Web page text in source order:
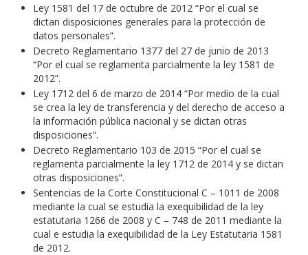
Ley 1581 del 17 de octubre de 2012 “Por el cual se
dictan disposiciones generales para la protección de
datos personales”.
Decreto Reglamentario 1377 del 27 de junio de 2013
“Por el cual se reglamenta parcialmente la ley 1581 de
2012”.
Ley 1712 del 6 de marzo de 2014 “Por medio de la cual
se crea la ley de transferencia y del derecho de acceso a
la información pública nacional y se dictan otras
disposiciones”.
Decreto Reglamentario 103 de 2015 “Por el cual se
reglamenta parcialmente la ley 1712 de 2014 y se dictan
otras disposiciones”.
Sentencias de la Corte Constitucional C – 1011 de 2008
mediante la cual se estudia la exequibilidad de la ley
estatutaria 1266 de 2008 y C – 748 de 2011 mediante la
cual e estudia la exequibilidad de la Ley Estatutaria 1581
de 2012.